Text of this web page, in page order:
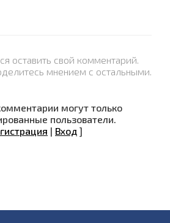
оставить свой комментарий.
мнением с остальными.
могут только
пользователи.
| Вход ]